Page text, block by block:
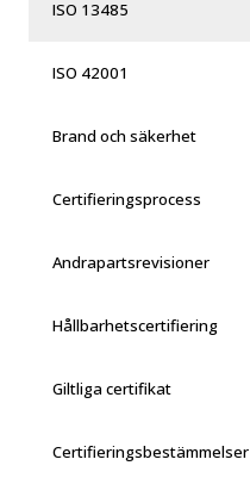
ISO 13485
ISO 42001
Brand och säkerhet
Certifieringsprocess
Andrapartsrevisioner
Hållbarhetscertifiering
Giltliga certifikat
Certifieringsbestämmelser